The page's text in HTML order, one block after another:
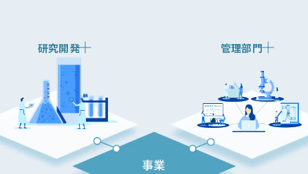
研究開発 管理部門